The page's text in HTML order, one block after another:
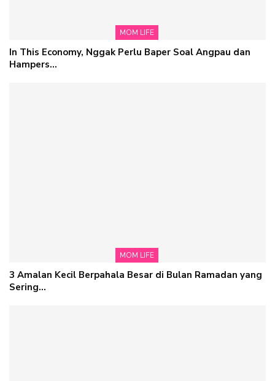
MOM LIFE
In This Economy, Nggak Perlu Baper Soal Angpau dan
Hampers…
MOM LIFE
3 Amalan Kecil Berpahala Besar di Bulan Ramadan yang
Sering…